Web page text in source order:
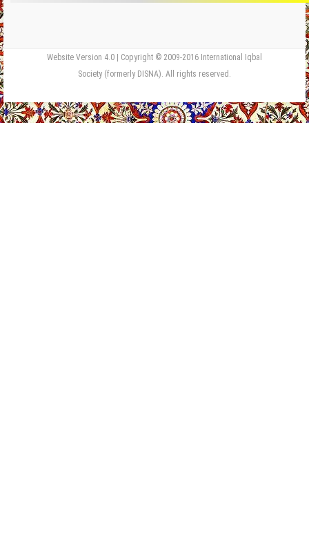
Website Version 4.0 | Copyright © 2009-2016 International Iqbal
Society (formerly DISNA). All rights reserved.